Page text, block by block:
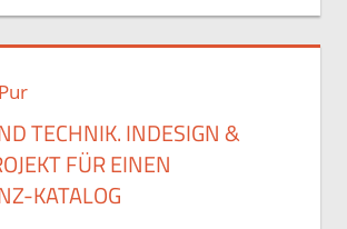
TECHNIK. INDESIGN &
FÜR EINEN
KATALOG